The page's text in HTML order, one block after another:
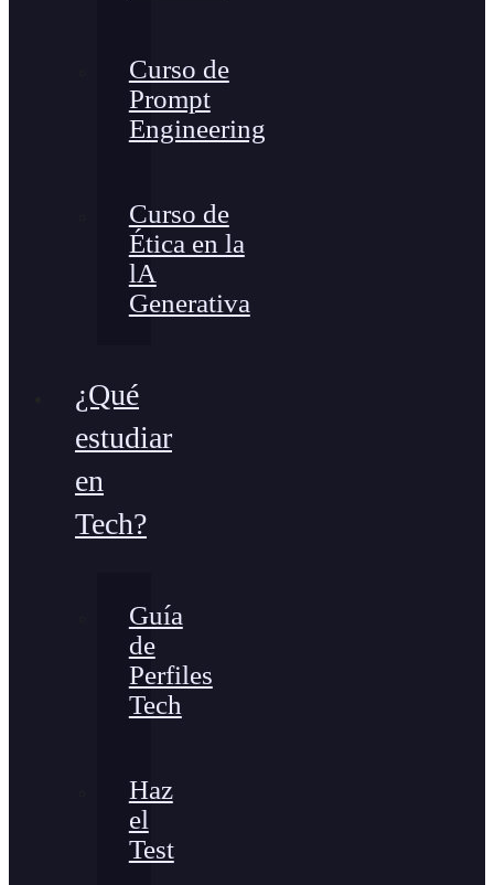
Curso de
Prompt
Engineering
Curso de
Ética en la
lA
Generativa
¿Qué
estudiar
en
Tech?
Guía
de
Perfiles
Tech
Haz
el
Test